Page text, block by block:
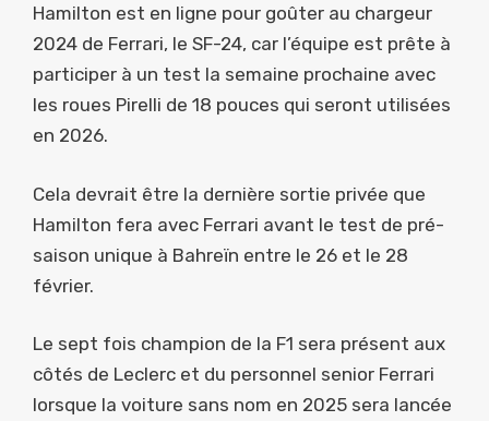
Hamilton est en ligne pour goûter au chargeur
2024 de Ferrari, le SF-24, car l’équipe est prête à
participer à un test la semaine prochaine avec
les roues Pirelli de 18 pouces qui seront utilisées
en 2026.
Cela devrait être la dernière sortie privée que
Hamilton fera avec Ferrari avant le test de pré-
saison unique à Bahreïn entre le 26 et le 28
février.
Le sept fois champion de la F1 sera présent aux
côtés de Leclerc et du personnel senior Ferrari
lorsque la voiture sans nom en 2025 sera lancée